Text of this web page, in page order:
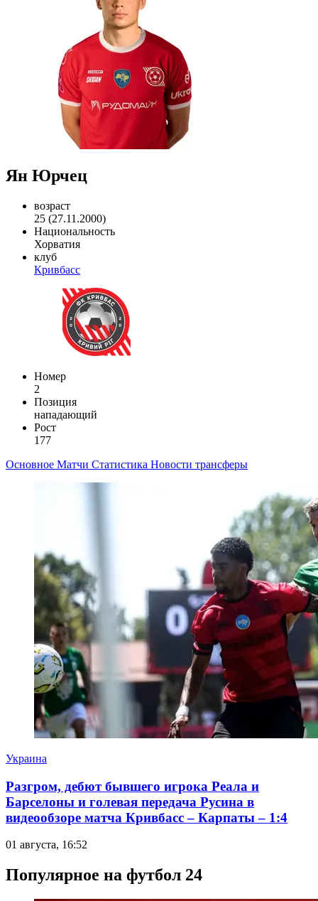
Ян Юрчец
возраст
25 (27.11.2000)
Национальность
Хорватия
клуб
Кривбасс
Номер
2
Позиция
нападающий
Рост
177
Основное Матчи Статистика Новости трансферы
Украина
Разгром, дебют бывшего игрока Реала и
Барселоны и голевая передача Русина в
видеообзоре матча Кривбасс – Карпаты – 1:4
01 августа, 16:52
Популярное на футбол 24